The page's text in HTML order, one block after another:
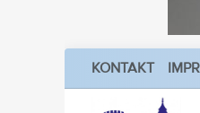
KONTAKT